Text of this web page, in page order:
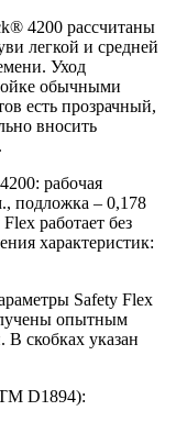
4200 рассчитаны
легкой и средней
Уход
обычными
есть прозрачный,
вносить
рабочая
подложка – 0,178
работает без
характеристик:
Safety Flex
опытным
скобках указан
D1894):